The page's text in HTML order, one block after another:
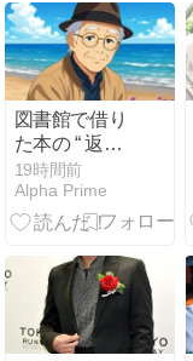
逃し動画配信
は？
図書館で借り
た本の “ 返却
期限 ” に追い
かけられて
19時間前
Alpha Prime